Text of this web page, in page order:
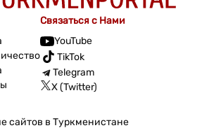
Связаться с Нами
YouTube
TikTok
Telegram
X (Twitter)
сайтов в Туркменистане